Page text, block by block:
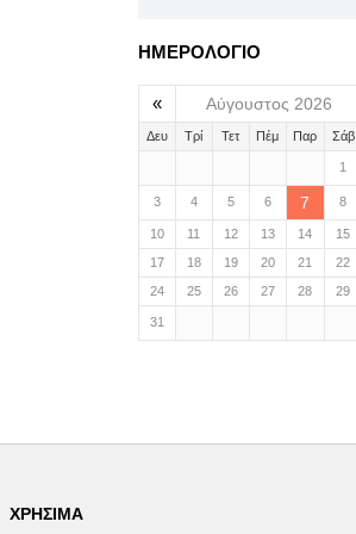
ΗΜΕΡΟΛΟΓΙΟ
« Αύγουστος 2026
Δευ Τρί Τετ Πέμ Παρ Σάβ
1
3 4 5 6 7 8
10 11 12 13 14 15
17
18 19 20 21 22
24
25 26 27 28 29
31
ΧΡΉΣΙΜΑ